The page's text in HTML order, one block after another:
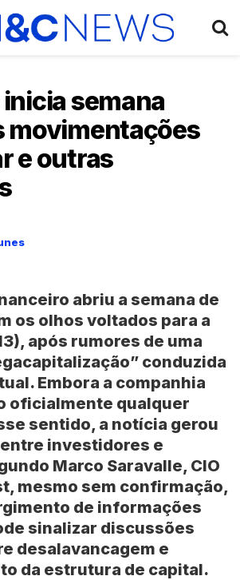
semana
movimentações
e outras
abriu a semana de
os olhos voltados para a
, após rumores de uma
conduzida
. Embora a companhia
oficialmente qualquer
sentido, a notícia gerou
investidores e
Marco Saravalle, CIO
, mesmo sem confirmação,
de informações
sinalizar discussões
desalavancagem e
da estrutura de capital.